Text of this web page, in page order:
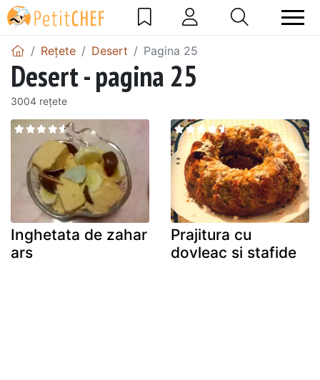
Rețete Desert Pagina 25
Desert - pagina 25
3004 rețete
Inghetata de zahar
ars
Prajitura cu
dovleac si stafide